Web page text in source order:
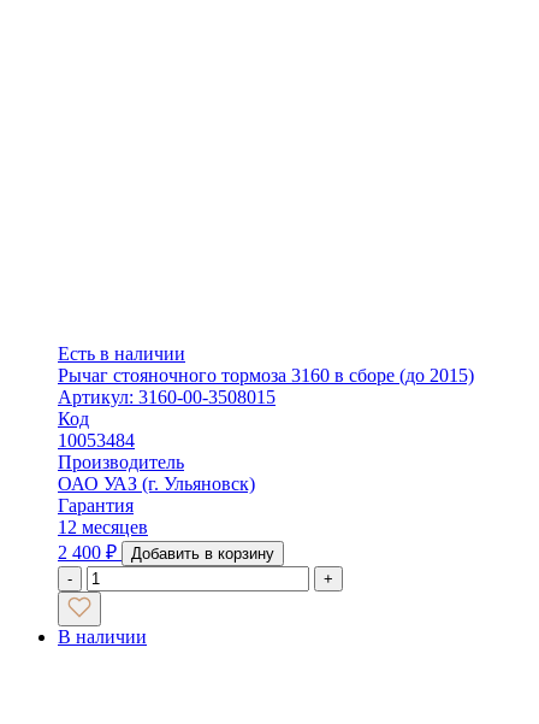
Есть в наличии
Рычаг стояночного тормоза 3160 в сборе (до 2015)
Артикул: 3160-00-3508015
Код
10053484
Производитель
ОАО УАЗ (г. Ульяновск)
Гарантия
12 месяцев
2 400 ₽
Добавить в корзину
-
+
В наличии